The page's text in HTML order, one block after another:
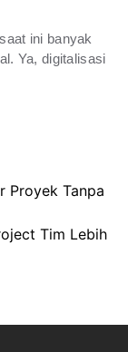
ini banyak
Ya, digitalisasi
Proyek Tanpa
Tim Lebih